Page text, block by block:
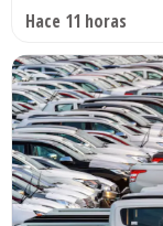
Hace 11 horas